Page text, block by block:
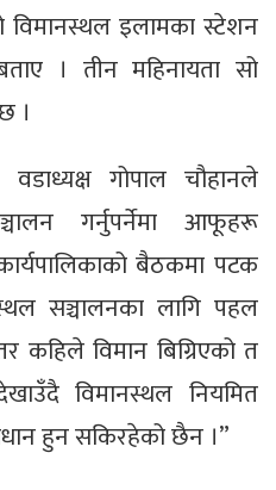
इलामका स्टेशन
। तीन महिनायता सो
।
गोपाल चौहानले
गर्नुपर्नेमा आफूहरू
बैठकमा पटक
सञ्चालनका लागि पहल
विमान बिग्रिएको त
विमानस्थल नियमित
हुन सकिरहेको छैन ।”